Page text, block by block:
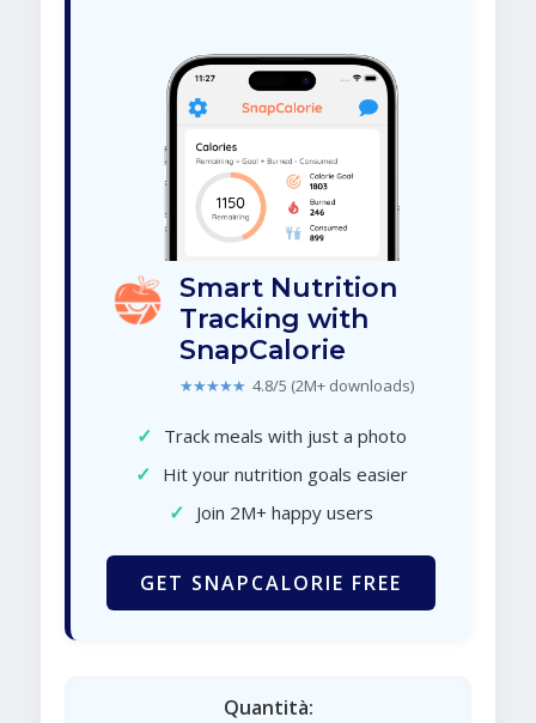
Smart Nutrition
Tracking with
SnapCalorie
★★★★★ 4.8/5 (2M+ downloads)
✓ Track meals with just a photo
✓ Hit your nutrition goals easier
✓ Join 2M+ happy users
GET SNAPCALORIE FREE
Quantità: